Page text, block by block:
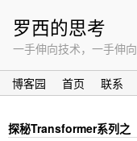
罗西的思考
一手伸向技术，一手伸
博客园 首页 联系
探秘Transformer系列